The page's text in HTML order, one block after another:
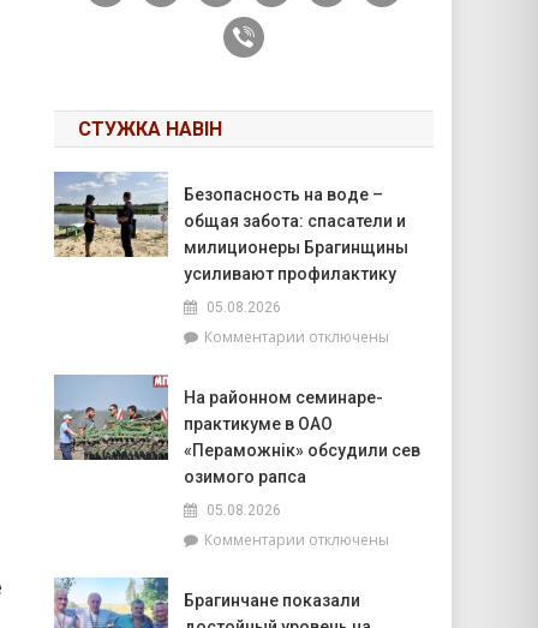
viber
СТУЖКА НАВІН
Безопасность на воде –
общая забота: спасатели и
милиционеры Брагинщины
усиливают профилактику
05.08.2026
Комментариик
на
воде
–
общая
и
усиливают
отключены
На районном семинаре-
практикуме в ОАО
«Пераможнік» обсудили сев
озимого рапса
05.08.2026
Комментариик
районном
отключены
Брагинчане показали